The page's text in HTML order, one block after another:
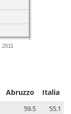
2011
Abruzzo Italia
59.5 55.1